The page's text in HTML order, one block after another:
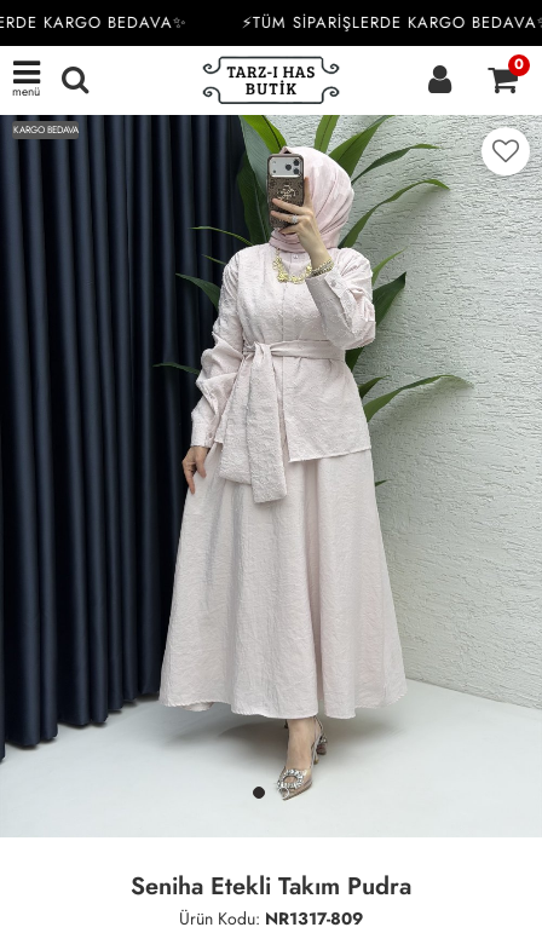
KARGO BEDAVA✨ ⚡TÜM SİPARİŞLERDE KARGO BEDAVA✨
menü
0
KARGO BEDAVA
Seniha Etekli Takım Pudra
Ürün Kodu: NR1317-809